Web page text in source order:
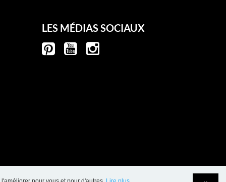
LES MÉDIAS SOCIAUX